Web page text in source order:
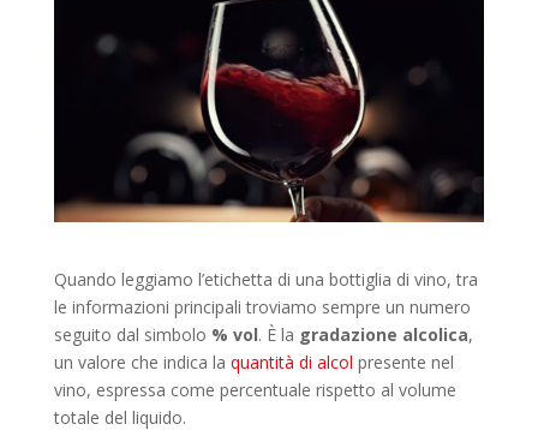
Quando leggiamo l’etichetta di una bottiglia di vino, tra
le informazioni principali troviamo sempre un numero
seguito dal simbolo % vol. È la gradazione alcolica,
un valore che indica la quantità di alcol presente nel
vino, espressa come percentuale rispetto al volume
totale del liquido.